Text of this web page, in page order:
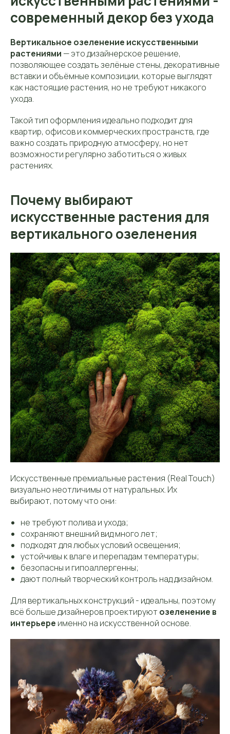
современный декор без ухода
Вертикальное озеленение искусственными
растениями — это дизайнерское решение,
позволяющее создать зелёные стены, декоративные
вставки и объёмные композиции, которые выглядят
как настоящие растения, но не требуют никакого
ухода.
Такой тип оформления идеально подходит для
квартир, офисов и коммерческих пространств, где
важно создать природную атмосферу, но нет
возможности регулярно заботиться о живых
растениях.
Почему выбирают
искусственные растения для
вертикального озеленения
Искусственные премиальные растения (Real Touch)
визуально неотличимы от натуральных. Их
выбирают, потому что они:
не требуют полива и ухода;
сохраняют внешний вид много лет;
подходят для любых условий освещения;
устойчивы к влаге и перепадам температуры;
безопасны и гипоаллергенны;
дают полный творческий контроль над дизайном.
Для вертикальных конструкций - идеальны, поэтому
всё больше дизайнеров проектируютозеленение в
интерьере именно на искусственной основе.